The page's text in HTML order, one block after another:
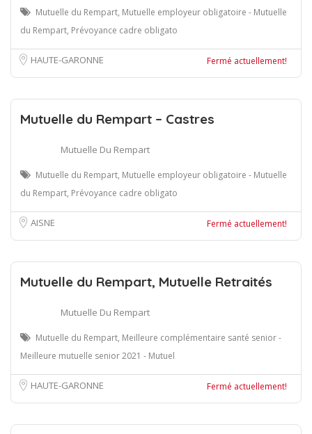
Mutuelle du Rempart, Mutuelle employeur obligatoire - Mutuelle
du Rempart, Prévoyance cadre obligato
HAUTE-GARONNE Fermé actuellement!
Mutuelle du Rempart – Castres
Mutuelle Du Rempart
Mutuelle du Rempart, Mutuelle employeur obligatoire - Mutuelle
du Rempart, Prévoyance cadre obligato
AISNE Fermé actuellement!
Mutuelle du Rempart, Mutuelle Retraités
Mutuelle Du Rempart
Mutuelle du Rempart, Meilleure complémentaire santé senior -
Meilleure mutuelle senior 2021 - Mutuel
HAUTE-GARONNE Fermé actuellement!